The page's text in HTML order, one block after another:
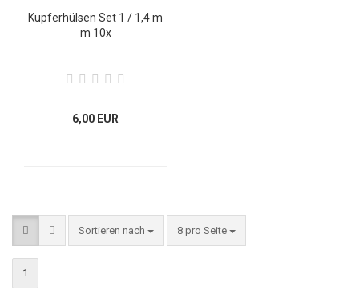
Kupferhülsen Set 1 / 1,4 m
m 10x
6,00 EUR
Sortieren nach 8 pro Seite
1